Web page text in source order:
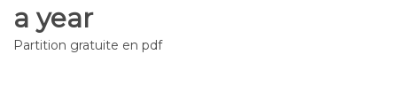
a year
Partition gratuite en pdf